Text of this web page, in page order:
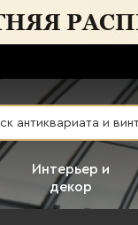
Интерьер и
декор